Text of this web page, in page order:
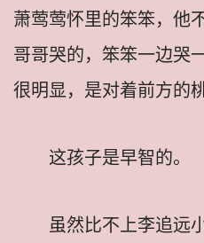
萧莺莺怀里的笨笨，他
哥哥哭的，笨笨一边哭
很明显，是对着前方的
这孩子是早智的。
虽然比不上李追远